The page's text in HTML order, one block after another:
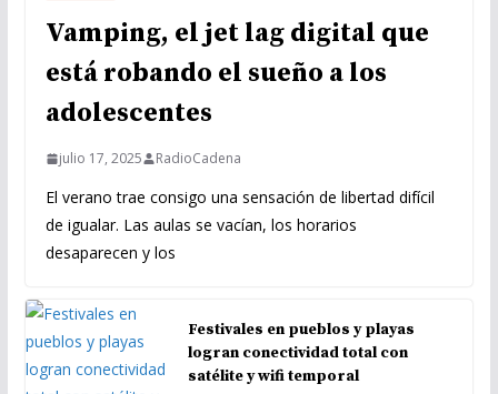
Vamping, el jet lag digital que
está robando el sueño a los
adolescentes
julio 17, 2025 RadioCadena
El verano trae consigo una sensación de libertad difícil
de igualar. Las aulas se vacían, los horarios
desaparecen y los
Festivales en pueblos y playas
logran conectividad total con
satélite y wifi temporal